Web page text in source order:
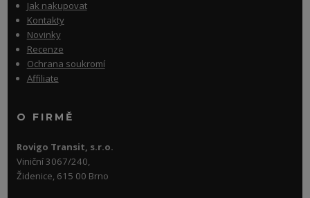
Jak nakupovat
Kontakty
Novinky
Recenze
Ochrana soukromí
Affiliate
O FIRMĚ
Rovigo Transit, s.r.o.
Viniční 3067/240,
Židenice, 615 00 Brno